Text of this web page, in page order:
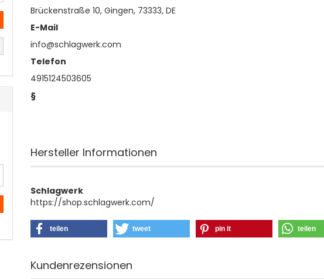
Brückenstraße 10, Gingen, 73333, DE
E-Mail
info@schlagwerk.com
Telefon
4915124503605
§
Hersteller Informationen
Schlagwerk
https://shop.schlagwerk.com/
teilen tweet pin it teilen
Kundenrezensionen